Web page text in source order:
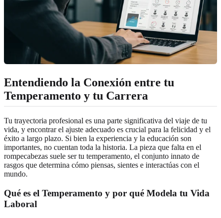
Entendiendo la Conexión entre tu
Temperamento y tu Carrera
Tu trayectoria profesional es una parte significativa del viaje de tu
vida, y encontrar el ajuste adecuado es crucial para la felicidad y el
éxito a largo plazo. Si bien la experiencia y la educación son
importantes, no cuentan toda la historia. La pieza que falta en el
rompecabezas suele ser tu temperamento, el conjunto innato de
rasgos que determina cómo piensas, sientes e interactúas con el
mundo.
Qué es el Temperamento y por qué Modela tu Vida
Laboral